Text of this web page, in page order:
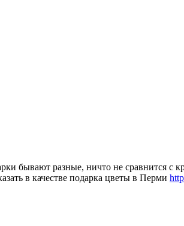
бывают разные, ничто не сравнится с
в качестве подарка цветы в Перми